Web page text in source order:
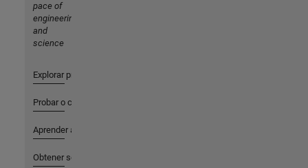
pace of
engineering
and
science
Explorar productos
Probar o comprar
Aprender a utilizar
Obtener soporte